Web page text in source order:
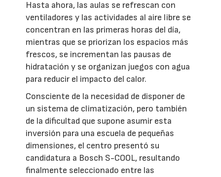
Hasta ahora, las aulas se refrescan con
ventiladores y las actividades al aire libre se
concentran en las primeras horas del día,
mientras que se priorizan los espacios más
frescos, se incrementan las pausas de
hidratación y se organizan juegos con agua
para reducir el impacto del calor.
Consciente de la necesidad de disponer de
un sistema de climatización, pero también
de la dificultad que supone asumir esta
inversión para una escuela de pequeñas
dimensiones, el centro presentó su
candidatura a Bosch S-COOL, resultando
finalmente seleccionado entre las